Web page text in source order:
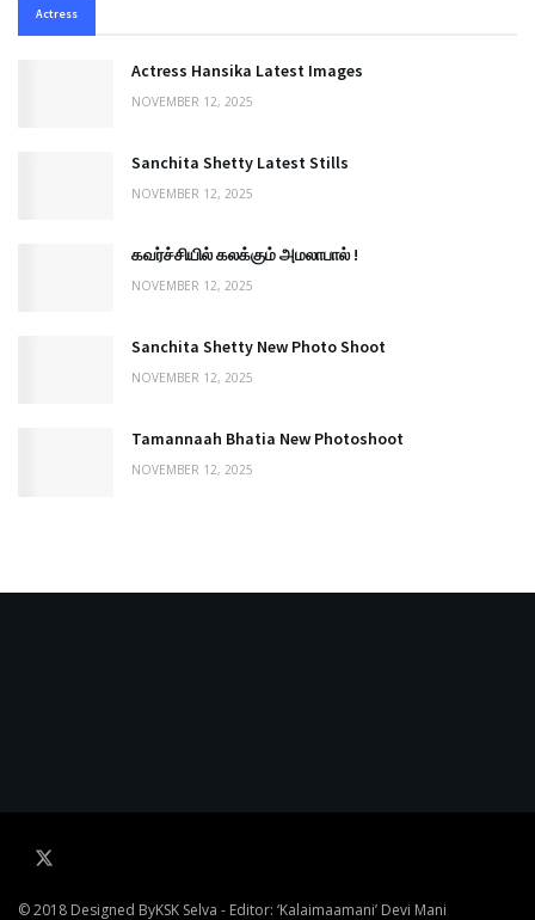
Actress
Actress Hansika Latest Images
NOVEMBER 12, 2025
Sanchita Shetty Latest Stills
NOVEMBER 12, 2025
கவர்ச்சியில் கலக்கும் அமலாபால் !
NOVEMBER 12, 2025
Sanchita Shetty New Photo Shoot
NOVEMBER 12, 2025
Tamannaah Bhatia New Photoshoot
NOVEMBER 12, 2025
© 2018 Designed ByKSK Selva - Editor: ‘Kalaimaamani’ Devi Mani